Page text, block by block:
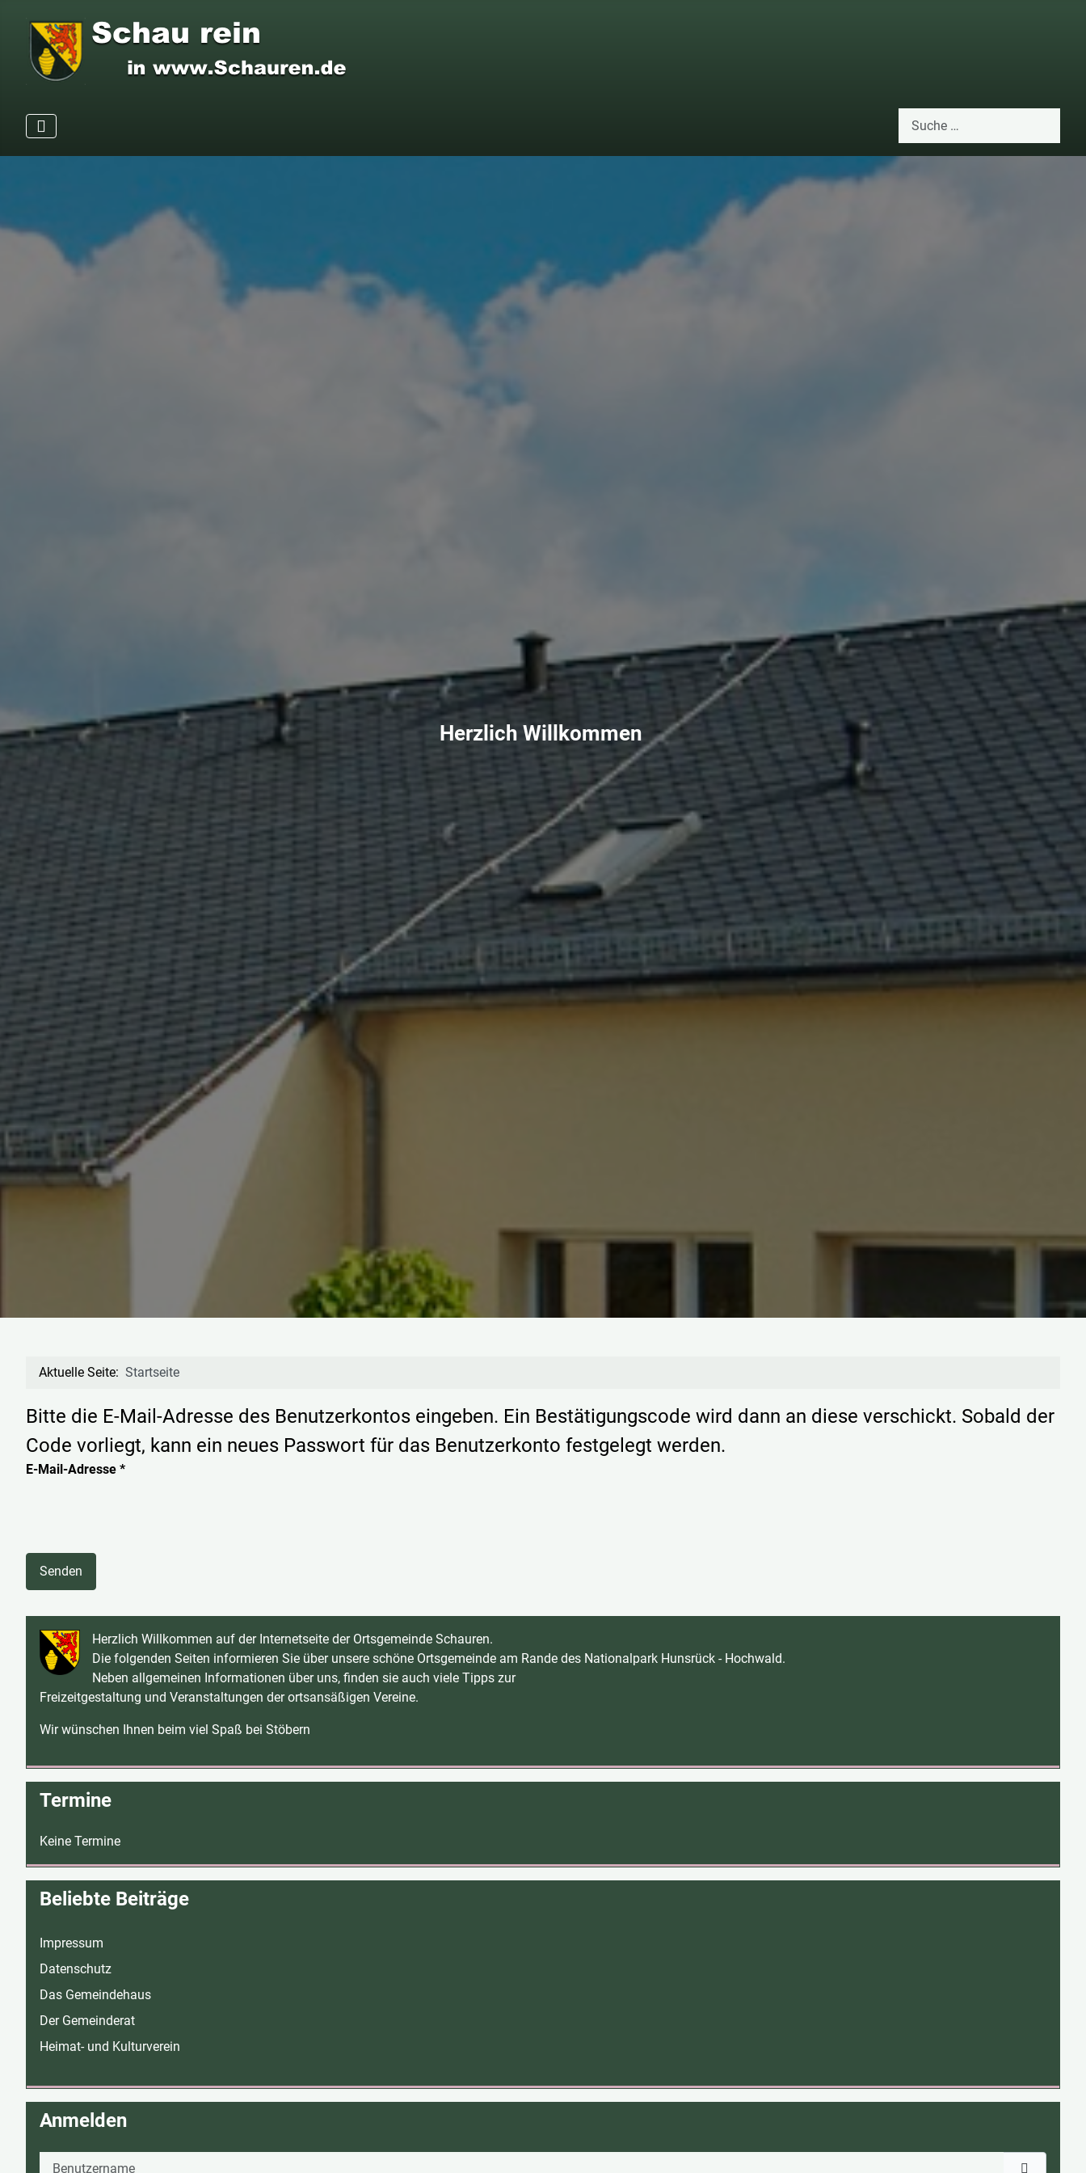
Suchen
Herzlich Willkommen
Aktuelle Seite: Startseite
Bitte die E-Mail-Adresse des Benutzerkontos eingeben. Ein Bestätigungscode wird dann an diese verschickt. Sobald der
Code vorliegt, kann ein neues Passwort für das Benutzerkonto festgelegt werden.
E-Mail-Adresse *
Senden
Herzlich Willkommen auf der Internetseite der Ortsgemeinde Schauren.
Die folgenden Seiten informieren Sie über unsere schöne Ortsgemeinde am Rande des Nationalpark Hunsrück - Hochwald.
Neben allgemeinen Informationen über uns, finden sie auch viele Tipps zur
Freizeitgestaltung und Veranstaltungen der ortsansäßigen Vereine.
Wir wünschen Ihnen beim viel Spaß bei Stöbern
Termine
Keine Termine
Beliebte Beiträge
Impressum
Datenschutz
Das Gemeindehaus
Der Gemeinderat
Heimat- und Kulturverein
Anmelden
Benutzername